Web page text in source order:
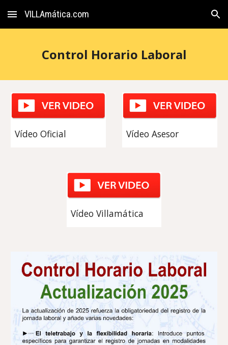
Skip to main content Skip to navigation
VILLAmática.com
Control Horario Laboral
Vídeo Oficial Vídeo Asesor
Vídeo Villamática